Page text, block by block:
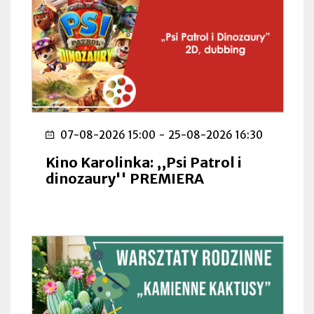
07-08-2026 15:00 - 25-08-2026 16:30
Kino Karolinka: ,,Psi Patrol i
dinozaury'' PREMIERA